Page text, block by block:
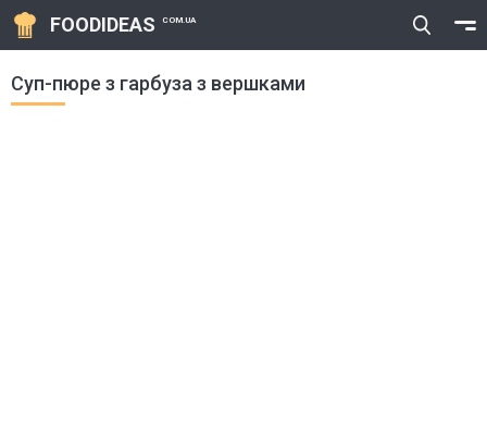
FOODIDEAS COM.UA
Суп-пюре з гарбуза з вершками